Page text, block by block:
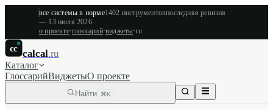
все системы в норме1402 инструментовпоследняя ревизия
— 13 июля 2026
о проекте·глоссарий·виджеты·ru
cc calcal.ru
Каталог
ГлоссарийВиджетыО проекте
Найти ⌘K